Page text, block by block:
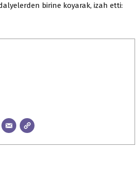
birine koyarak, izah etti: